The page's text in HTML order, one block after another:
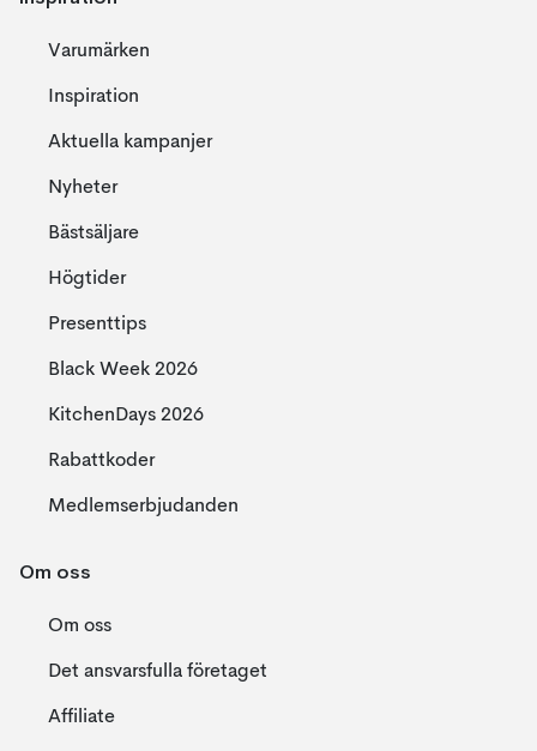
Varumärken
Inspiration
Aktuella kampanjer
Nyheter
Bästsäljare
Högtider
Presenttips
Black Week 2026
KitchenDays 2026
Rabattkoder
Medlemserbjudanden
Om oss
Om oss
Det ansvarsfulla företaget
Affiliate